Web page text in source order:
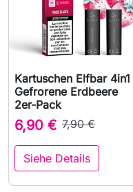
Kartuschen Elfbar 4in1
Gefrorene Erdbeere
2er-Pack
6,90 € 7,90 €
Siehe Details